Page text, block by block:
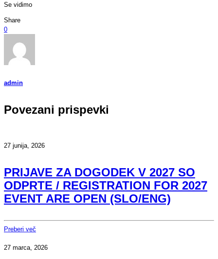
Se vidimo
Share
0
admin
Povezani prispevki
27 junija, 2026
PRIJAVE ZA DOGODEK V 2027 SO
ODPRTE / REGISTRATION FOR 2027
EVENT ARE OPEN (SLO/ENG)
Preberi več
27 marca, 2026